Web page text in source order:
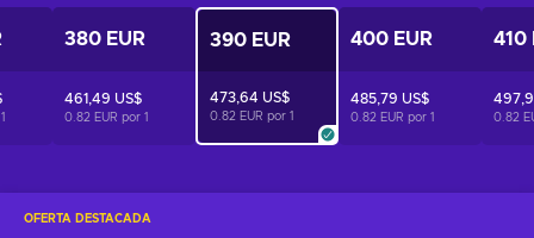
OFERTA DESTACADA
1
380 EUR
461,49 US$
0.82 EUR por 1
390 EUR
473,64 US$
0.82 EUR por 1
400 EUR
485,79 US$
0.82 EUR por 1
410
0.82